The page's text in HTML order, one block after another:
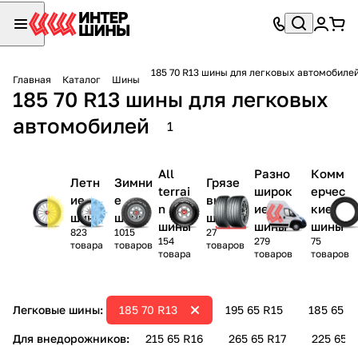
Главная Каталог Шины
185 70 R13 шины для легковых
185 70 R13 шины для легковых
автомобилей
1
Летн
ие
шины
823
товара
Зимни
е
шины
1015
товаров
All
terrai
n
шины
154
товара
Грязе
вые
шины
27
товаров
Разно
широк
ие
шины
279
товаров
Комм
ерчес
кие
шины
75
товаров
Легковые шины: 195 65 R15 185 65
185 70 R13
Для внедорожников: 215 65 R16 265 65 R17 225 65